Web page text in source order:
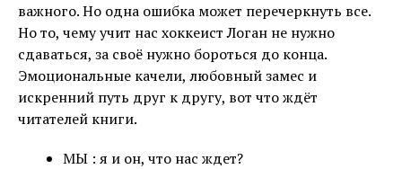
важного. Но одна ошибка может перечеркнуть все.
Но то, чему учит нас хоккеист Логан не нужно
сдаваться, за своё нужно бороться до конца.
Эмоциональные качели, любовный замес и
искренний путь друг к другу, вот что ждёт
читателей книги.
МЫ : я и он, что нас ждет?